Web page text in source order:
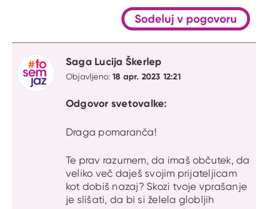
Sodeluj v pogovoru
Saga Lucija Škerlep
Objavljeno:18 apr. 2023 12:21
Odgovor svetovalke:
Draga pomaranča!
Te prav razumem, da imaš občutek, da
veliko več daješ svojim prijateljicam
kot dobiš nazaj? Skozi tvoje vprašanje
je slišati, da bi si želela globljih